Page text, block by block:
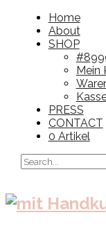
Home
About
SHOP
Mein
PRESS
CONTACT
0 Artikel